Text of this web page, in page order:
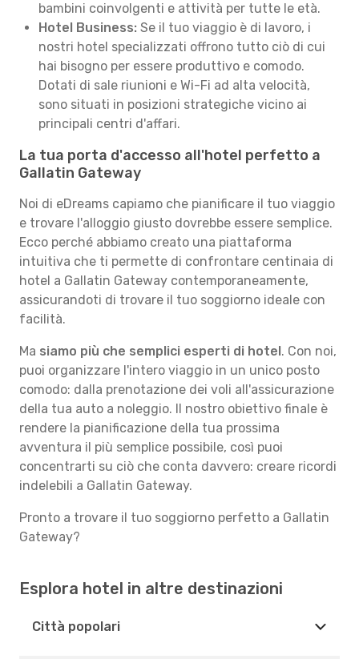
bambini coinvolgenti e attività per tutte le età.
Hotel Business: Se il tuo viaggio è di lavoro, i
nostri hotel specializzati offrono tutto ciò di cui
hai bisogno per essere produttivo e comodo.
Dotati di sale riunioni e Wi-Fi ad alta velocità,
sono situati in posizioni strategiche vicino ai
principali centri d'affari.
La tua porta d'accesso all'hotel perfetto a
Gallatin Gateway
Noi di eDreams capiamo che pianificare il tuo viaggio
e trovare l'alloggio giusto dovrebbe essere semplice.
Ecco perché abbiamo creato una piattaforma
intuitiva che ti permette di confrontare centinaia di
hotel a Gallatin Gateway contemporaneamente,
assicurandoti di trovare il tuo soggiorno ideale con
facilità.
Ma siamo più che semplici esperti di hotel. Con noi,
puoi organizzare l'intero viaggio in un unico posto
comodo: dalla prenotazione dei voli all'assicurazione
della tua auto a noleggio. Il nostro obiettivo finale è
rendere la pianificazione della tua prossima
avventura il più semplice possibile, così puoi
concentrarti su ciò che conta davvero: creare ricordi
indelebili a Gallatin Gateway.
Pronto a trovare il tuo soggiorno perfetto a Gallatin
Gateway?
Esplora hotel in altre destinazioni
Città popolari